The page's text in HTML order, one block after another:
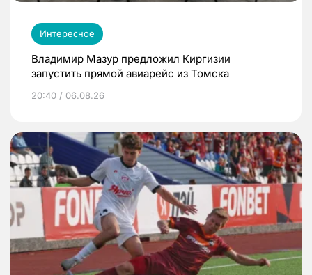
Интересное
Владимир Мазур предложил Киргизии
запустить прямой авиарейс из Томска
20:40 / 06.08.26